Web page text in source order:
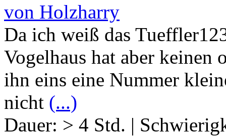
von Holzharry
Da ich weiß das
Vogelhaus hat aber keinen
ihn eins eine Nummer
nicht (...)
Dauer: > 4 Std. |